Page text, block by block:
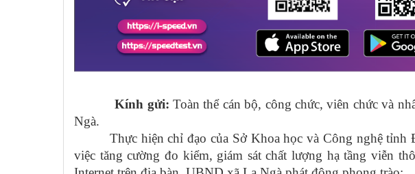
Kính gửi: Toàn thể cán bộ, công chức, viên chức và
Ngà.
Thực hiện chỉ đạo của Sở Khoa học và Công nghệ tỉnh
việc tăng cường đo kiểm, giám sát chất lượng hạ tầng viễn